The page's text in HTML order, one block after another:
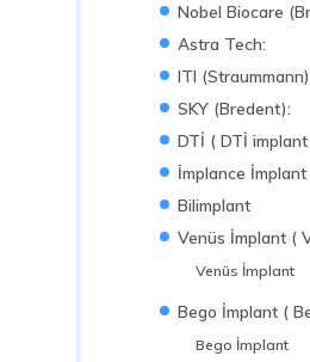
Nobel Biocare
Astra Tech:
ITI
SKY (Bredent):
DTİ ( DTİ
İmplance İmplant
Bilimplant
Venüs İmplant (
Venüs İmplant
Bego İmplant (
Bego İmplant